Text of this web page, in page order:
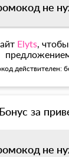
не
Elyts,
действителен:
Бонус за
не